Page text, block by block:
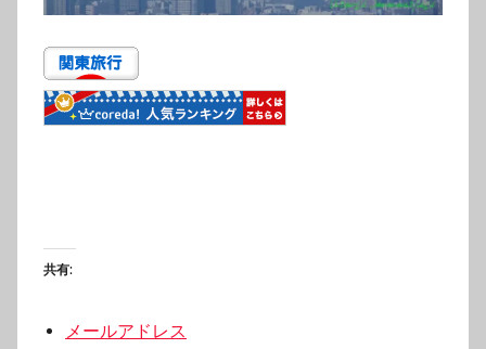
共有:
メールアドレス